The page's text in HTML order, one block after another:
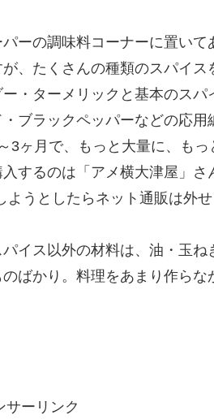
ーの調味料コーナーに置い
、たくさんの種類のスパイス
・ターメリックと基本のスパ
ブラックペッパーなどの応用
ヶ月で、もっと大量に、もっ
するのは「アメ横大津屋」さ
うとしたらネット通販は外せ
イス以外の材料は、油・玉ね
ばかり。料理をあまり作らな
サーリンク